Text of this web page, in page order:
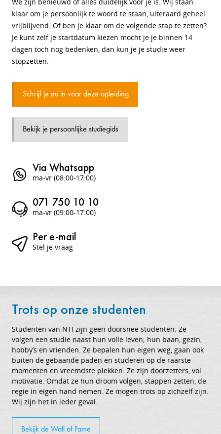
klaar om je persoonlijk te woord te staan, uiteraard geheel
vrijblijvend. Of ben je klaar om de volgende stap te zetten?
Je kunt zelf je startdatum kiezen mocht je je binnen 14
dagen toch nog bedenken, dan kun je je studie weer
stopzetten.
Schrijf je nu in voor deze opleiding
Bekijk je persoonlijke studiegids
Via Whatsapp
ma-vr (08:00-17:00)
071 750 10 10
ma-vr (09:00-17:00)
Per e-mail
Stel je vraag
Trots op onze studenten
Studenten van NTI zijn geen doorsnee studenten. Ze
volgen een studie naast hun volle leven; hun baan, gezin,
hobby’s en vrienden. Ze bepalen hun eigen weg, gaan ook
buiten de gebaande paden en studeren op de raarste
momenten en vreemdste plekken. Ze zijn doorzetters, vol
motivatie. Omdat ze hun droom volgen, stappen zetten, de
regie in eigen hand nemen. Ze mogen trots op zichzelf zijn.
Wij zijn het in ieder geval.
Bekijk de Wall of Fame